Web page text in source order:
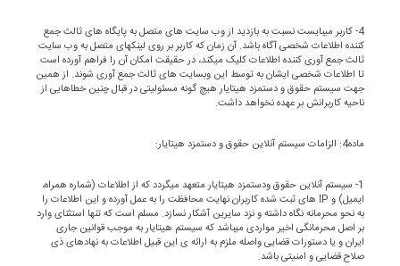
4- کاربر میبایست نسبت به بازدید از وب سایت های متصل به پایگاه های ثالث جمع
کننده اطلاعات شخصی آگاه باشد. آن زمان که کاربر بر روی لینکهای متصل به وب سایت
ثالث جمع آوری کننده اطلاعات کلیک میکند، در حقیقت امکان آن را فراهم آورده است
تا اطلاعات شخصی ایشان به توسط این وبسایت های ثالث جمع آوری شوند. از همین
جهت سیستم حقوق و دستمزد هیتایار هیچ گونه مسئولیتی در قبال چنین خطاهایی از
ناحیه کاربرانش بر عهده نخواهد داشت.
ماده4: الزامات سیستم آنلاین حقوق و دستمزد هیتایار:
1- سیستم آنلاین حقوق ودستمزد هیتایار متعهد میگردد که از اطلاعات (شماره همراه،
ایمیل) و IP های ثبت شده کاربران نهایت محافظت را به عمل آورده و این اطلاعات را
به نحو محرمانه نگاه داشته و نزد سایرین آشکار نسازد. مسلم است که تنها استثنای وارد
بر اصل محرمانگی اخیر مواردی میباشد که سیستم هیتایار به موجب قوانین جاری
ایران و یا دستورات قضایی واصله ملزم به ارائه ی این قبیل اطلاعات به نهادهای ذی
صلاح قضایی و امنیتی باشد.